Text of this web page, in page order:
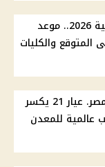
مؤشرات تنسيق المرحلة الثانية 2026.. موعد
المتوقع والكليات
ارتفاع جديد بأسعار الذهب بمصر. عيار 21 يكسر